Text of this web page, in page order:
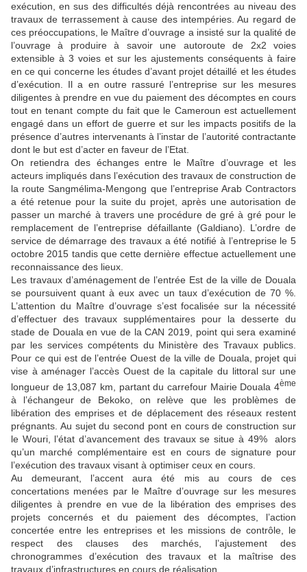
exécution, en sus des difficultés déjà rencontrées au niveau des
travaux de terrassement à cause des intempéries. Au regard de
ces préoccupations, le Maître d’ouvrage a insisté sur la qualité de
l’ouvrage à produire à savoir une autoroute de 2x2 voies
extensible à 3 voies et sur les ajustements conséquents à faire
en ce qui concerne les études d’avant projet détaillé et les études
d’exécution. Il a en outre rassuré l’entreprise sur les mesures
diligentes à prendre en vue du paiement des décomptes en cours
tout en tenant compte du fait que le Cameroun est actuellement
engagé dans un effort de guerre et sur les impacts positifs de la
présence d’autres intervenants à l’instar de l’autorité contractante
dont le but est d’acter en faveur de l’Etat.
On retiendra des échanges entre le Maître d’ouvrage et les
acteurs impliqués dans l’exécution des travaux de construction de
la route Sangmélima-Mengong que l’entreprise Arab Contractors
a été retenue pour la suite du projet, après une autorisation de
passer un marché à travers une procédure de gré à gré pour le
remplacement de l’entreprise défaillante (Galdiano). L’ordre de
service de démarrage des travaux a été notifié à l’entreprise le 5
octobre 2015 tandis que cette dernière effectue actuellement une
reconnaissance des lieux.
Les travaux d’aménagement de l’entrée Est de la ville de Douala
se poursuivent quant à eux avec un taux d’exécution de 70 %.
L’attention du Maître d’ouvrage s’est focalisée sur la nécessité
d’effectuer des travaux supplémentaires pour la desserte du
stade de Douala en vue de la CAN 2019, point qui sera examiné
par les services compétents du Ministère des Travaux publics.
Pour ce qui est de l’entrée Ouest de la ville de Douala, projet qui
vise à aménager l’accès Ouest de la capitale du littoral sur une
longueur de 13,087 km, partant du carrefour Mairie Douala 4ème
à l’échangeur de Bekoko, on relève que les problèmes de
libération des emprises et de déplacement des réseaux restent
prégnants. Au sujet du second pont en cours de construction sur
le Wouri, l’état d’avancement des travaux se situe à 49% alors
qu’un marché complémentaire est en cours de signature pour
l’exécution des travaux visant à optimiser ceux en cours.
Au demeurant, l’accent aura été mis au cours de ces
concertations menées par le Maître d’ouvrage sur les mesures
diligentes à prendre en vue de la libération des emprises des
projets concernés et du paiement des décomptes, l’action
concertée entre les entreprises et les missions de contrôle, le
respect des clauses des marchés, l’ajustement des
chronogrammes d’exécution des travaux et la maîtrise des
travaux d’infrastructures en cours de réalisation.